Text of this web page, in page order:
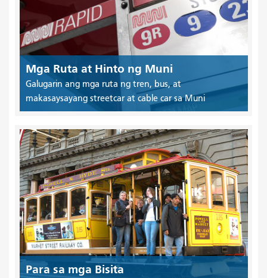
Mga Ruta at Hinto ng Muni
Galugarin ang mga ruta ng tren, bus, at
makasaysayang streetcar at cable car sa Muni
Para sa mga Bisita